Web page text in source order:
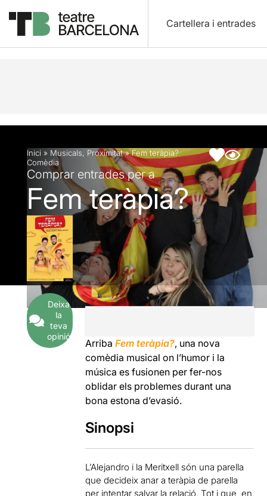
Cartellera i entrades
Descripció Fitxa artística
Inici » Musicals, Proximitat»Fem teràpia?
Comèdia
Comprar entrades per a
Fem teràpia?
Deixa
la
teva
opinió
ArribaFem teràpia?, una nova
comèdia musical on l’humor i la
música es fusionen per fer-nos
oblidar els problemes durant una
bona estona d’evasió.
Sinopsi
L’Alejandro i la Meritxell són una parella
que decideix anar a teràpia de parella
per intentar salvar la relació. Tot i que, en